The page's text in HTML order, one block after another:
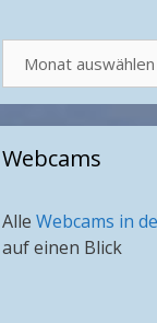
nach
Monat
Webcams
Alle Webcams in
auf einen Blick